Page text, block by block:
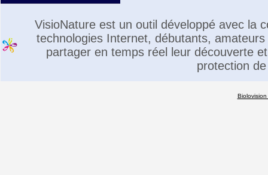
VisioNature est un outil développé avec la
technologies Internet, débutants,
partager en temps réel leur découverte
protection
Biolovision